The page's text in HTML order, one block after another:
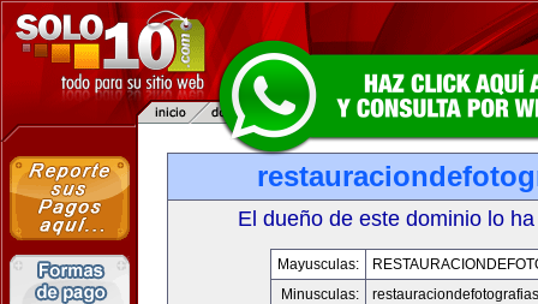
El dueño de este dominio lo
Mayusculas:
Minusculas: